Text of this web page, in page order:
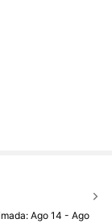
Ago 14 - Ago